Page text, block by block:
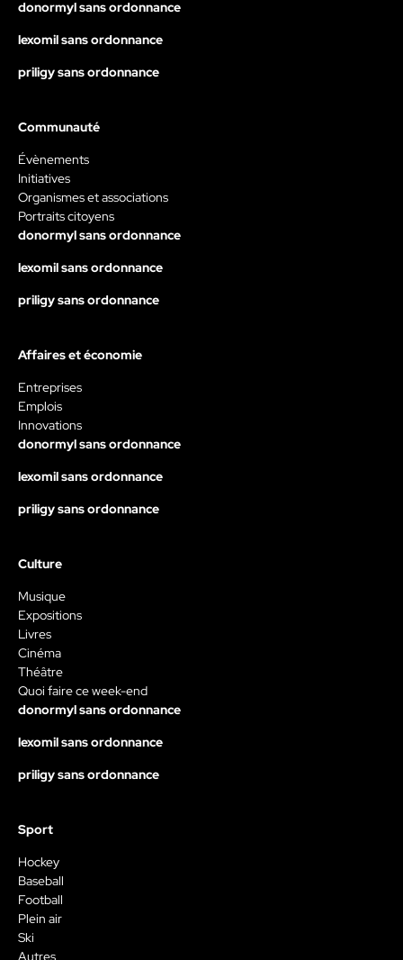
donormyl sans ordonnance
lexomil sans ordonnance
priligy sans ordonnance
Communauté
Évènements
Initiatives
Organismes et associations
Portraits citoyens
donormyl sans ordonnance
lexomil sans ordonnance
priligy sans ordonnance
Affaires et économie
Entreprises
Emplois
Innovations
donormyl sans ordonnance
lexomil sans ordonnance
priligy sans ordonnance
Culture
Musique
Expositions
Livres
Cinéma
Théâtre
Quoi faire ce week-end
donormyl sans ordonnance
lexomil sans ordonnance
priligy sans ordonnance
Sport
Hockey
Baseball
Football
Plein air
Ski
Autres